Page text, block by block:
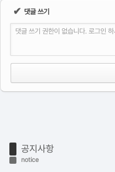
✔ 댓글 쓰기
댓글 쓰기 권한이 없습니다. 로그인
공지사항
notice